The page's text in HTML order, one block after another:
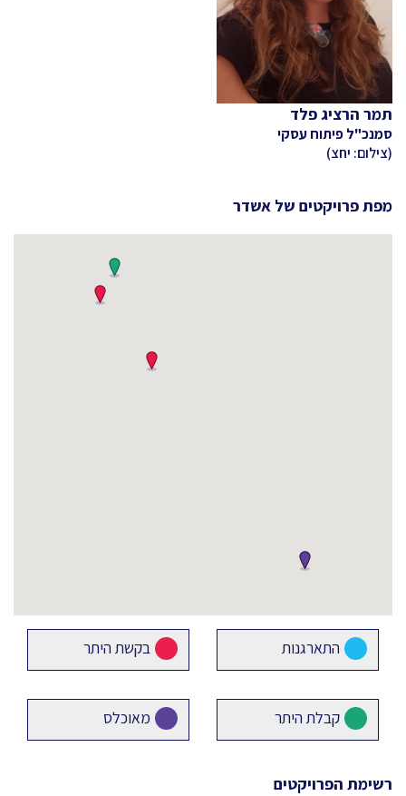
תמר הרציג פלד
סמנכ"ל פיתוח עסקי
(צילום: יחצ)
מפת פרויקטים של אשדר
התארגנות בקשת היתר
קבלת היתר מאוכלס
רשימת הפרויקטים